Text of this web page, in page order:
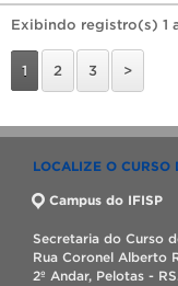
Exibindo registro(s) 1
1 2 3 >
LOCALIZE O CURSO
Campus do IFISP
Secretaria do Curso
Rua Coronel Alberto
2º Andar, Pelotas -